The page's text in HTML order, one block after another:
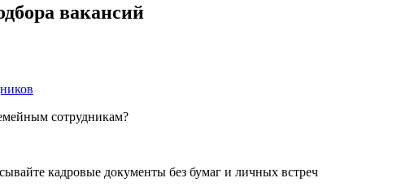
вакансий
сотрудникам?
кадровые документы без бумаг и личных встреч